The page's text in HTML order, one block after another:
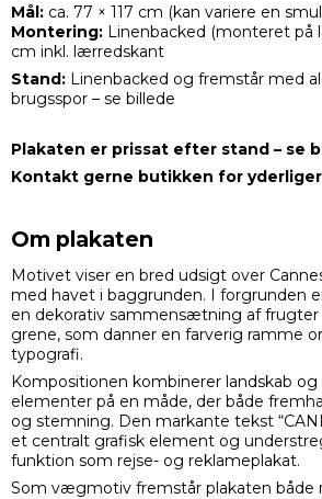
Mål: ca. 77 × 117 cm (kan variere en
Montering: Linenbacked (monteret på
cm inkl. lærredskant
Stand: Linenbacked og fremstår med
brugsspor – se billede
Plakaten er prissat efter stand – se
Kontakt gerne butikken for
Om plakaten
Motivet viser en bred udsigt over
med havet i baggrunden. I forgrunden
en dekorativ sammensætning af
grene, som danner en farverig ramme
typografi.
Kompositionen kombinerer landskab og
elementer på en måde, der både
og stemning. Den markante tekst
et centralt grafisk element og
funktion som rejse- og reklameplakat.
Som vægmotiv fremstår plakaten både